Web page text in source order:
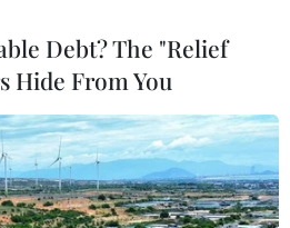
Debt? The "Relief
Hide From You